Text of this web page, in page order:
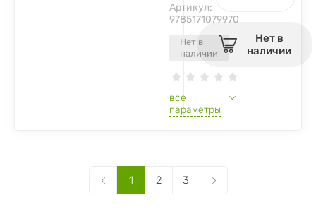
Нет в
наличии
Артикул:
9785171079970
все
параметры
Нет в
наличии
1 2 3